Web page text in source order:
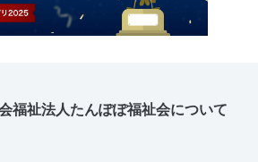
福祉法人たんぽぽ福祉会について